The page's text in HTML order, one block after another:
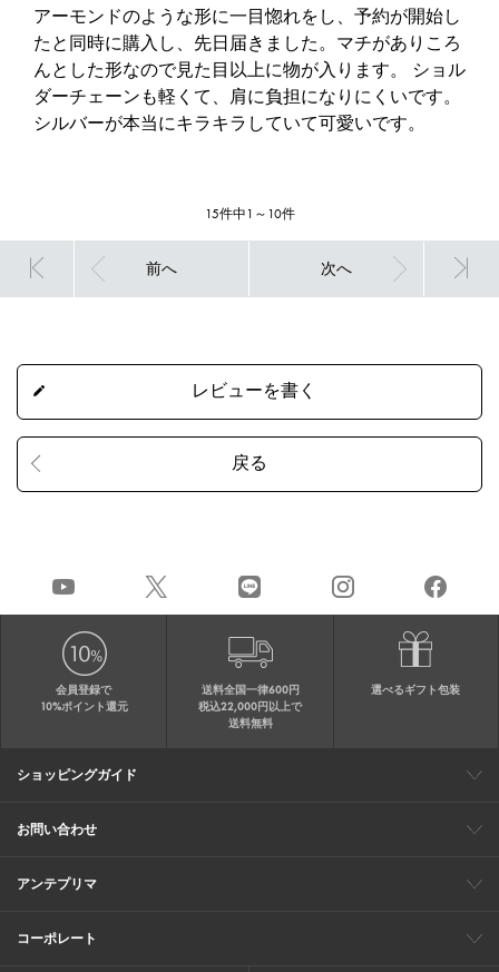
アーモンドのような形に一目惚れをし、予約が開始し
たと同時に購入し、先日届きました。マチがありころ
んとした形なので見た目以上に物が入ります。 ショル
ダーチェーンも軽くて、肩に負担になりにくいです。
シルバーが本当にキラキラしていて可愛いです。
15件中1～10件
前へ 次へ
会員登録で
10%ポイント還元
送料全国一律600円
税込22,000円以上で
送料無料
選べるギフト包装
ショッピングガイド
会員特典
ご購入・配送について
返品について
ギフト包装
FAQ
サイトマップ
お問い合わせ
メールでのお問い合わせ
お修理についてのお問い合わせ
アンテプリマ
ブランドサイト
ショップリスト
ワイヤーバッグについて
特集
オンラインストアニュース
コーポレート